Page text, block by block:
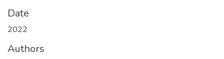
Date
2022
Authors